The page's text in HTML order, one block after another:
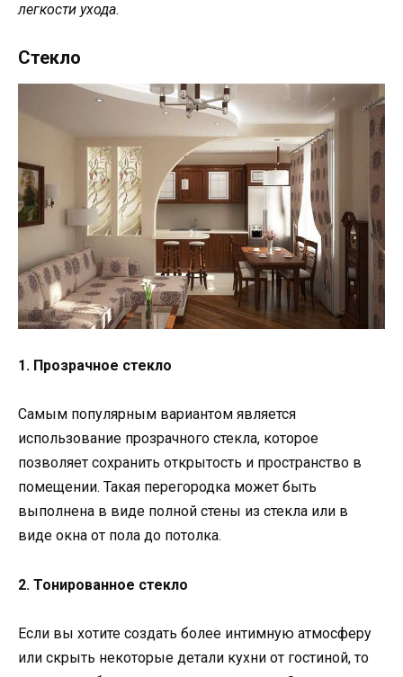
легкости ухода.
Стекло
1. Прозрачное стекло
Самым популярным вариантом является
использование прозрачного стекла, которое
позволяет сохранить открытость и пространство в
помещении. Такая перегородка может быть
выполнена в виде полной стены из стекла или в
виде окна от пола до потолка.
2. Тонированное стекло
Если вы хотите создать более интимную атмосферу
или скрыть некоторые детали кухни от гостиной, то